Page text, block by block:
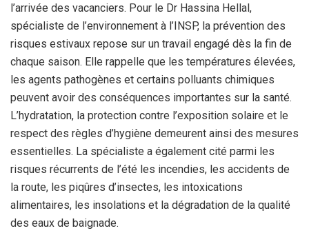
l’arrivée des vacanciers. Pour le Dr Hassina Hellal,
spécialiste de l’environnement à l’INSP, la prévention des
risques estivaux repose sur un travail engagé dès la fin de
chaque saison. Elle rappelle que les températures élevées,
les agents pathogènes et certains polluants chimiques
peuvent avoir des conséquences importantes sur la santé.
L’hydratation, la protection contre l’exposition solaire et le
respect des règles d’hygiène demeurent ainsi des mesures
essentielles. La spécialiste a également cité parmi les
risques récurrents de l’été les incendies, les accidents de
la route, les piqûres d’insectes, les intoxications
alimentaires, les insolations et la dégradation de la qualité
des eaux de baignade.